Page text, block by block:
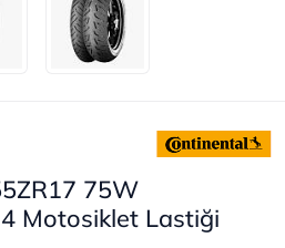
75W
Motosiklet Lastiği